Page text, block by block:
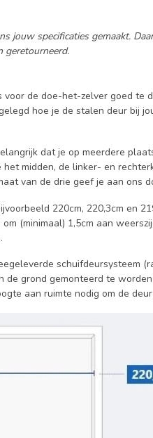
jouw specificaties gemaakt.
geretourneerd.
de doe-het-zelver goed te
hoe je de stalen deur bij
dat je op meerdere
midden, de linker- en
van de drie geef je aan ons
220cm, 220,3cm en
(minimaal) 1,5cm aan
schuifdeursysteem
de grond gemonteerd te
aan ruimte nodig om de